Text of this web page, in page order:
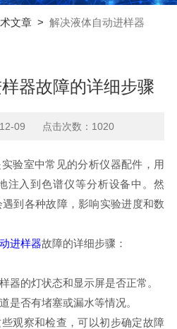
文章> 解决液体自动进样器
器故障的详细步骤
12-09 点击次数：1020
室中常见的分析仪器配件，用
注入到色谱仪等分析设备中。然
到各种故障，影响实验进度和数
进样器故障的详细步骤：
的灯状态和显示屏是否正常。
否有堵塞或漏水等情况。
察和检查，可以初步确定故障